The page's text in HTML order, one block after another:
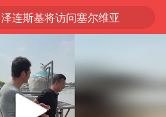
泽连斯基将访问塞尔维亚
泉州市委书记张毅恭被查
秘鲁和墨西哥宣布恢复外交关系